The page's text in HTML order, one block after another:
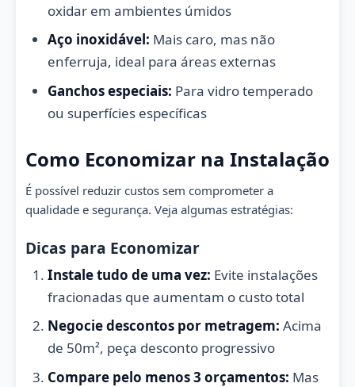
oxidar em ambientes úmidos
Aço inoxidável: Mais caro, mas não
enferruja, ideal para áreas externas
Ganchos especiais: Para vidro temperado
ou superfícies específicas
Como Economizar na Instalação
É possível reduzir custos sem comprometer a
qualidade e segurança. Veja algumas estratégias:
Dicas para Economizar
Instale tudo de uma vez: Evite instalações
fracionadas que aumentam o custo total
Negocie descontos por metragem: Acima
de 50m², peça desconto progressivo
Compare pelo menos 3 orçamentos: Mas